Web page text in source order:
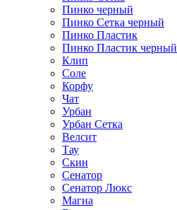
Пинко черный
Пинко Сетка черный
Пинко Пластик
Пинко Пластик черный
Клип
Соле
Корфу
Чат
Урбан
Урбан Сетка
Велсит
Тау
Скин
Сенатор
Сенатор Люкс
Магна